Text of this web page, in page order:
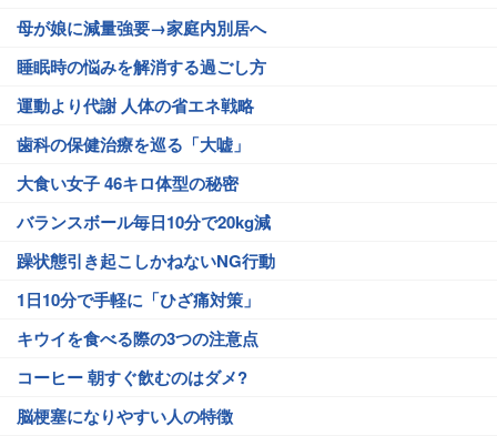
母が娘に減量強要→家庭内別居へ
睡眠時の悩みを解消する過ごし方
運動より代謝 人体の省エネ戦略
歯科の保健治療を巡る「大嘘」
大食い女子 46キロ体型の秘密
バランスボール毎日10分で20kg減
躁状態引き起こしかねないNG行動
1日10分で手軽に「ひざ痛対策」
キウイを食べる際の3つの注意点
コーヒー 朝すぐ飲むのはダメ?
脳梗塞になりやすい人の特徴